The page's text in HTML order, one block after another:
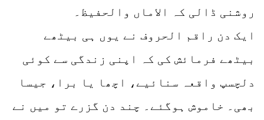
روشنی ڈالی کہ الاماں والحفیظ۔
ایک دن راقم الحروف نے یوں ہی بیٹھے
بیٹھے فرمائش کی کہ اپنی زندگی سے کوئی
دلچسپ واقعہ سنائیے، اچھا یا برا، جیسا
بھی۔ خاموش ہوگئے۔ چند دن گزرے تو میں نے